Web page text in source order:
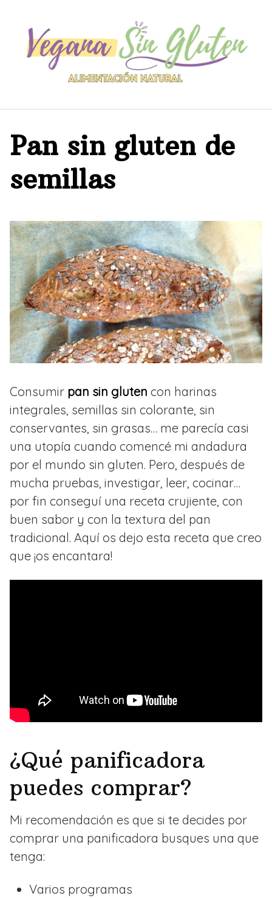
contenido
Pan sin gluten de
semillas
Consumir pan sin gluten con harinas
integrales, semillas sin colorante, sin
conservantes, sin grasas… me parecía casi
una utopía cuando comencé mi andadura
por el mundo sin gluten. Pero, después de
mucha pruebas, investigar, leer, cocinar…
por fin conseguí una receta crujiente, con
buen sabor y con la textura del pan
tradicional. Aquí os dejo esta receta que creo
que ¡os encantara!
¿Qué panificadora
puedes comprar?
Mi recomendación es que si te decides por
comprar una panificadora busques una que
tenga:
Varios programas